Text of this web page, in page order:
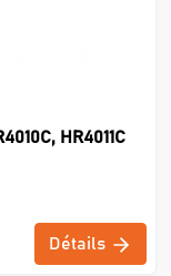
HR4011C
Détails